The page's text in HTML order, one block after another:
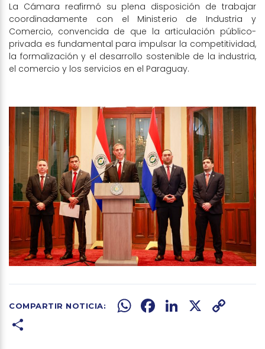
La Cámara reafirmó su plena disposición de trabajar
coordinadamente con el Ministerio de Industria y
Comercio, convencida de que la articulación público-
privada es fundamental para impulsar la competitividad,
la formalización y el desarrollo sostenible de la industria,
el comercio y los servicios en el Paraguay.